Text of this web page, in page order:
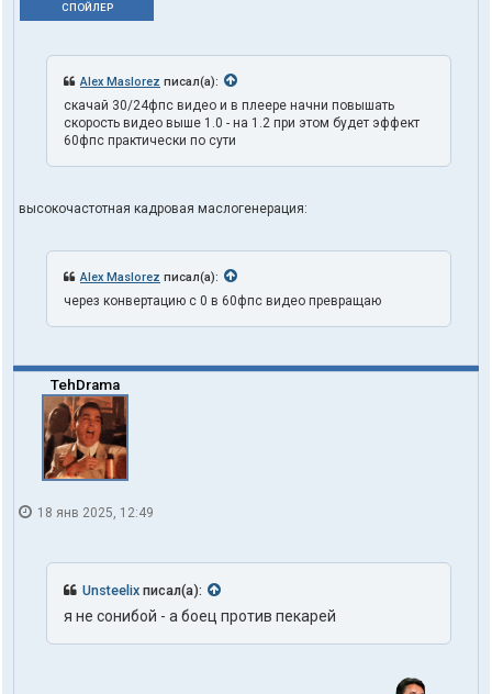
СПОЙЛЕР
Alex Maslorez писал(а):
скачай 30/24фпс видео и в плеере начни повышать
скорость видео выше 1.0 - на 1.2 при этом будет эффект
60фпс практически по сути
высокочастотная кадровая маслогенерация:
Alex Maslorez писал(а):
через конвертацию с 0 в 60фпс видео превращаю
TehDrama
18 янв 2025, 12:49
Unsteelix писал(а):
я не сонибой - а боец против пекарей